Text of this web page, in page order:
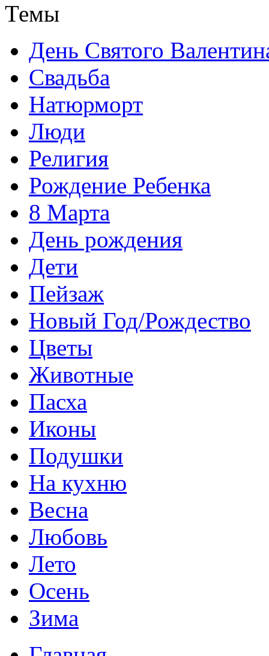
Темы
День Святого
Свадьба
Натюрморт
Люди
Религия
Рождение Ребенка
8 Марта
День рождения
Дети
Пейзаж
Новый Год/Рождество
Цветы
Животные
Пасха
Иконы
Подушки
На кухню
Весна
Любовь
Лето
Осень
Зима